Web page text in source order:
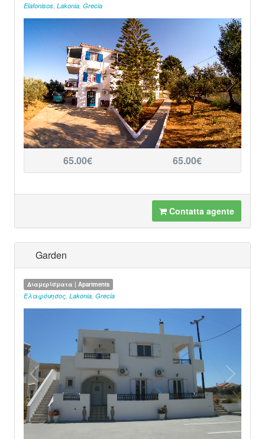
Elafonisos Lakonia Grecia
65.00€ 65.00€
Contatta agente
Garden
Διαμερίσματα | Apartments
Ελαφόνησος, Lakonia, Grecia